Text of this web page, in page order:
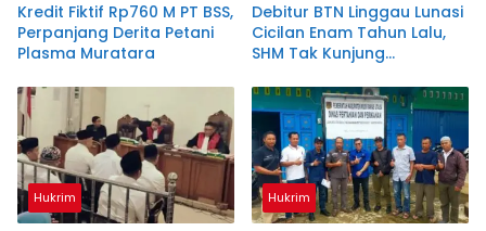
Kredit Fiktif Rp760 M PT BSS,
Perpanjang Derita Petani
Plasma Muratara
Debitur BTN Linggau Lunasi
Cicilan Enam Tahun Lalu,
SHM Tak Kunjung
Hukrim Hukrim